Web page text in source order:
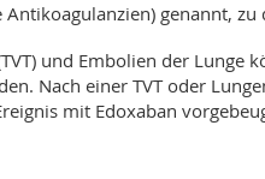
genannt,
und Embolien der Lunge
Nach einer TVT oder
mit Edoxaban